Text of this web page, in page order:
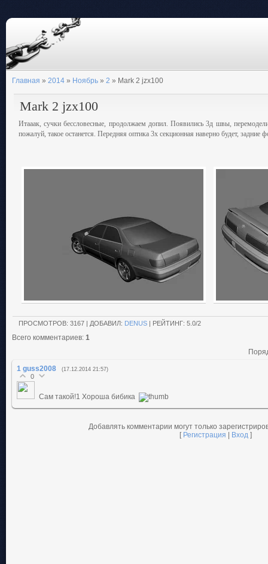
Главная » 2014 » Ноябрь » 2 » Mark 2 jzx100
Mark 2 jzx100
Итааак, сучки бессловесные, продолжаем допил. Появились 3д швы,
пожалуй, такое останется. Передняя оптика 3х секционная наверно будет, задние
ПРОСМОТРОВ: 3167 | ДОБАВИЛ: DENUS | РЕЙТИНГ: 5.0/2
Всего комментариев: 1
1 guss2008 (17.12.2014 21:57)
0
Сам такой!1 Хороша бибика
Добавлять комментарии могут только
[ Регистрация Вход]